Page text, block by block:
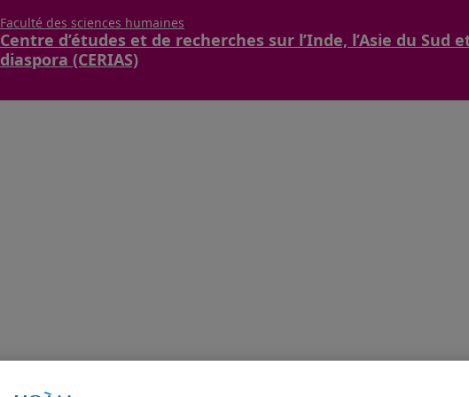
Faculté des sciences humaines
Centre d’études et de recherches sur l’Inde, l’Asie du Sud
diaspora (CERIAS)